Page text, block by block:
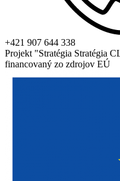
+421 907 644 338
Projekt "Stratégia Stratégia
financovaný zo zdrojov EÚ